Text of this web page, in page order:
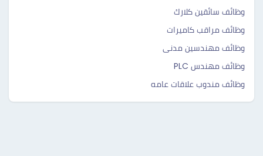
وظائف سائقين كلارك
وظائف مراقب كاميرات
وظائف مهندسين مدنى
وظائف مهندس PLC
وظائف مندوب علاقات عامه